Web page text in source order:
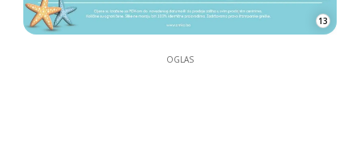
13
OGLAS